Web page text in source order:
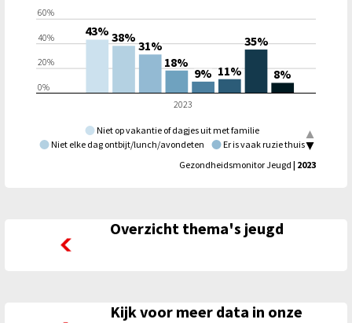
Niet op vakantie of dagjes uit met familie
Niet elke dag ontbijt/lunch/avondeten
Er is vaak ruzie thuis
2023
0%
20%
40%
60%
43% 38%
31%
18%
9% 11%
35%
8%
Gezondheidsmonitor Jeugd | 2023
Overzicht thema's jeugd
Overzicht thema's jeugd
Kijk voor meer data in onze